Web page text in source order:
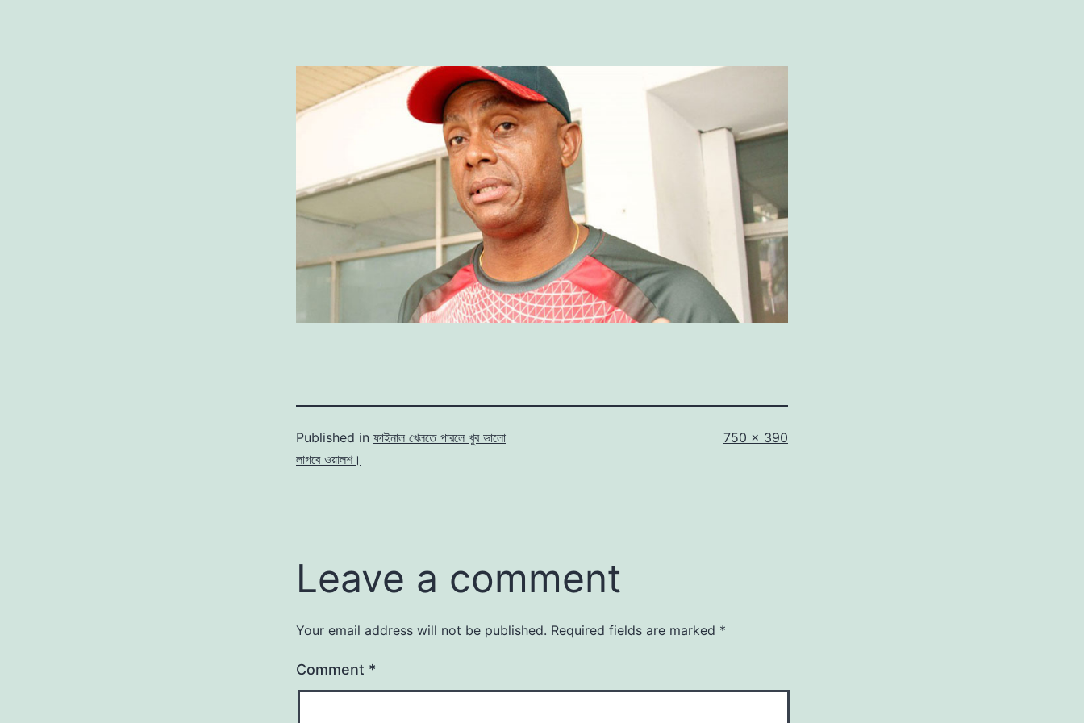
Published in ফাইনাল খেলতে পারলে খুব ভালো
লাগবে ওয়ালশ।
Full
750 × 390
Leave a comment
Your email address will not be published. Required fields are marked *
Comment *